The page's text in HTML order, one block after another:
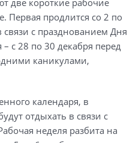
две короткие рабочие
Первая продлится со 2 по
с празднованием Дня
с 28 по 30 декабря перед
каникулами,
календаря, в
отдыхать в связи с
неделя разбита на